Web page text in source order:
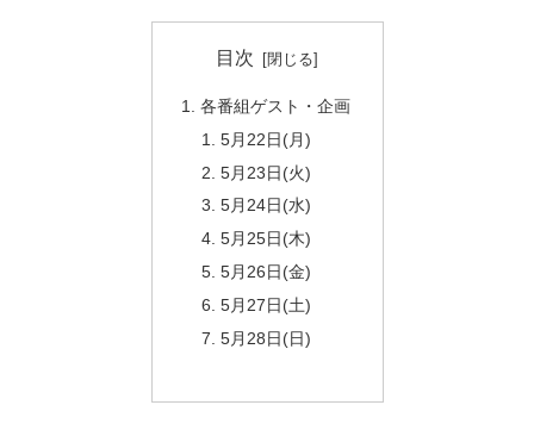
目次
各番組ゲスト・企画
5月22日(月)
5月23日(火)
5月24日(水)
5月25日(木)
5月26日(金)
5月27日(土)
5月28日(日)